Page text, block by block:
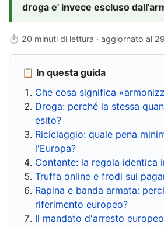
droga e' invece escluso
⏱ 20 minuti di lettura · aggiornato al
📋 In questa guida
Che cosa significa
Droga: perché la stessa
esito?
Riciclaggio: quale pena
l'Europa?
Contante: la regola identica
Truffa online e frodi sui
Rapina e banda armata:
riferimento europeo?
Il mandato d'arresto europeo